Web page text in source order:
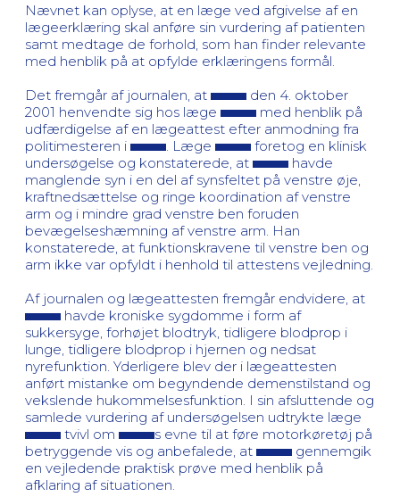
Nævnet kan oplyse, at en læge ved afgivelse af en
lægeerklæring skal anføre sin vurdering af patienten
samt medtage de forhold, som han finder relevante
med henblik på at opfylde erklæringens formål.
Det fremgår af journalen, at
den 4. oktober
2001 henvendte sig hos læge
med henblik på
udfærdigelse af en lægeattest efter anmodning fra
politimesteren i
. Læge
foretog en klinisk
undersøgelse og konstaterede, at
havde
manglende syn i en del af synsfeltet på venstre øje,
kraftnedsættelse og ringe koordination af venstre
arm og i mindre grad venstre ben foruden
bevægelseshæmning af venstre arm. Han
konstaterede, at funktionskravene til venstre ben og
arm ikke var opfyldt i henhold til attestens vejledning.
Af journalen og lægeattesten fremgår endvidere, at
havde kroniske sygdomme i form af
sukkersyge, forhøjet blodtryk, tidligere blodprop i
lunge, tidligere blodprop i hjernen og nedsat
nyrefunktion. Yderligere blev der i lægeattesten
anført mistanke om begyndende demenstilstand og
vekslende hukommelsesfunktion. I sin afsluttende og
samlede vurdering af undersøgelsen udtrykte læge
tvivl om
s evne til at føre motorkøretøj på
betryggende vis og anbefalede, at
gennemgik
en vejledende praktisk prøve med henblik på
afklaring af situationen.